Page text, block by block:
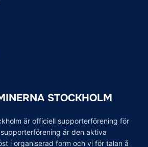
STOCKHOLM
är officiell supporterförening för
är den aktiva
i organiserad form och vi för talan å